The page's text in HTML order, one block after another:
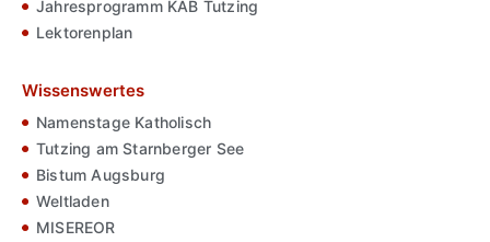
Jahresprogramm KAB Tutzing
Lektorenplan
Wissenswertes
Namenstage Katholisch
Tutzing am Starnberger See
Bistum Augsburg
Weltladen
MISEREOR